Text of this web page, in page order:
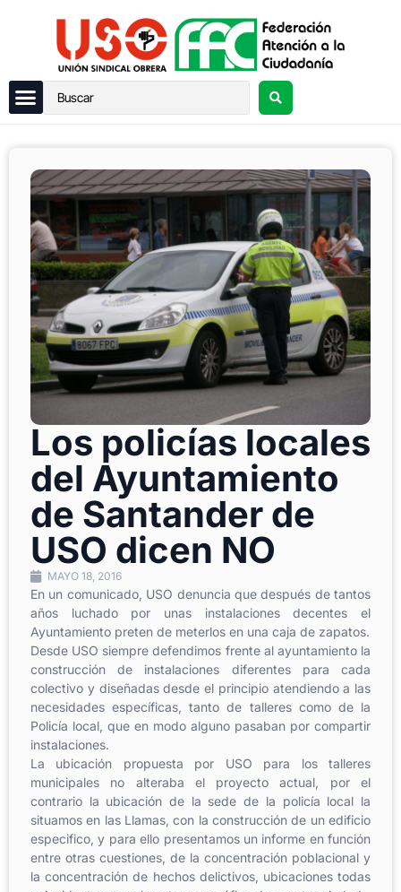
Los policías locales
del Ayuntamiento
de Santander de
USO dicen NO
MAYO 18, 2016
En un comunicado, USO denuncia que después de tantos
años luchado por unas instalaciones decentes el
Ayuntamiento preten de meterlos en una caja de zapatos.
Desde USO siempre defendimos frente al ayuntamiento la
construcción de instalaciones diferentes para cada
colectivo y diseñadas desde el principio atendiendo a las
necesidades específicas, tanto de talleres como de la
Policía local, que en modo alguno pasaban por compartir
instalaciones.
La ubicación propuesta por USO para los talleres
municipales no alteraba el proyecto actual, por el
contrario la ubicación de la sede de la policía local la
situamos en las Llamas, con la construcción de un edificio
especifico, y para ello presentamos un informe en función
entre otras cuestiones, de la concentración poblacional y
la concentración de hechos delictivos, ubicaciones todas